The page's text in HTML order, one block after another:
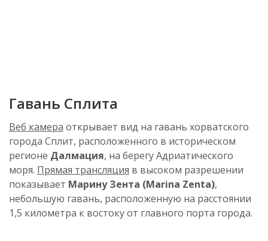
Гавань Сплита
Веб камера открывает вид на гавань хорватского
города Сплит, расположенного в историческом
регионе Далмация, на берегу Адриатического
моря. Прямая трансляция в высоком разрешении
показывает Марину Зента (Marina Zenta),
небольшую гавань, расположенную на расстоянии
1,5 километра к востоку от главного порта города.